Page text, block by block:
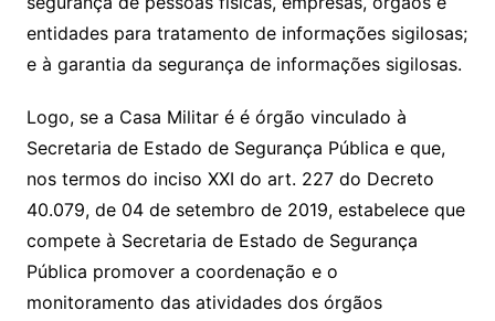
entidades para tratamento de informações sigilosas;
e à garantia da segurança de informações sigilosas.
Logo, se a Casa Militar é é órgão vinculado à
Secretaria de Estado de Segurança Pública e que,
nos termos do inciso XXI do art. 227 do Decreto
40.079, de 04 de setembro de 2019, estabelece que
compete à Secretaria de Estado de Segurança
Pública promover a coordenação e o
monitoramento das atividades dos órgãos